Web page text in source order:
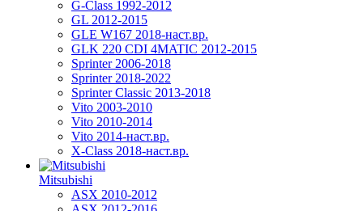
G-Class 1992-2012
GL 2012-2015
GLE W167 2018-наст.вр.
GLK 220 CDI 4MATIC 2012-2015
Sprinter 2006-2018
Sprinter 2018-2022
Sprinter Classic 2013-2018
Vito 2003-2010
Vito 2010-2014
Vito 2014-наст.вр.
X-Class 2018-наст.вр.
Mitsubishi
ASX 2010-2012